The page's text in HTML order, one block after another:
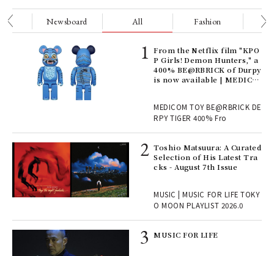
Newsboard All Fashion
From the Netflix film "KPO
P Girls! Demon Hunters," a
400% BE@RBRICK of Durpy
is now available | MEDICO
MEDICOM TOY BE@RBRICK DE
RPY TIGER 400% Fro
Toshio Matsuura: A Curated
Selection of His Latest Tra
cks - August 7th Issue
MUSIC | MUSIC FOR LIFE TOKY
O MOON PLAYLIST 2026.0
MUSIC FOR LIFE